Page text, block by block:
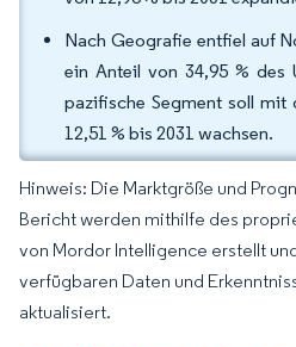
Nach Geografie entfiel auf
ein Anteil von 34,95 % des
pazifische Segment soll mit
12,51 % bis 2031 wachsen.
Hinweis: Die Marktgröße und
Bericht werden mithilfe des
von Mordor Intelligence erstellt
verfügbaren Daten und
aktualisiert.